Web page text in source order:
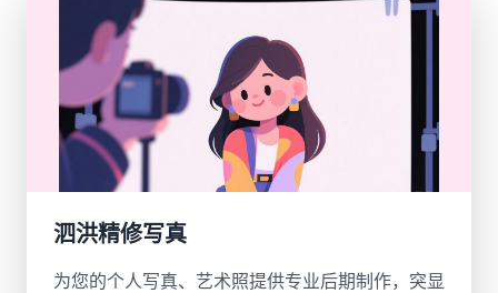
泗洪精修写真
为您的个人写真、艺术照提供专业后期制作，突显